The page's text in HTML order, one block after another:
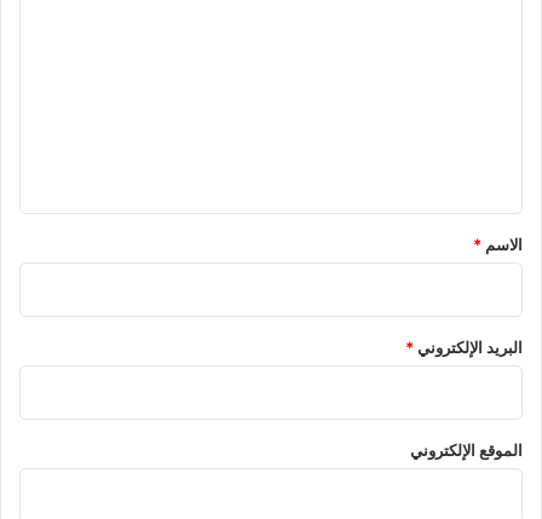
*
الاسم *
البريد الإلكتروني*
الموقع الإلكتروني